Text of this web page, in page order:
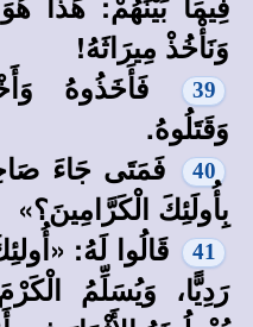
وَنَأْخُذْ مِيرَاثَهُ!
39
فَأَخَذُوهُ
وَقَتَلُوهُ.
40
فَمَتَى جَاءَ
بِأُولَئِكَ الْكَرَّامِينَ؟»
41
قَالُوا لَهُ:
رَدِيًّا، وَيُسَلِّمُ